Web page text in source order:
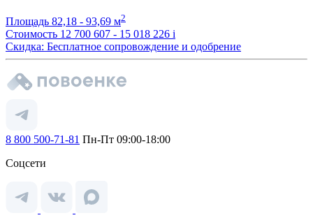
Площадь 82,18 - 93,69 м2
Стоимость 12 700 607 - 15 018 226 i
Скидка: Бесплатное сопровождение и одобрение
8 800 500-71-81 Пн-Пт 09:00-18:00
Соцсети